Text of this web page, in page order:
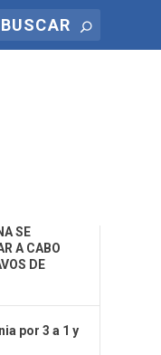
SE
A CABO
DE
por 3 a 1 y